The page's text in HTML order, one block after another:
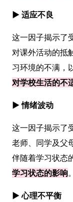
► 适应不良
这一因子揭示了
对课外活动的抵
习环境的不满，
对学校生活的不
► 情绪波动
这一因子揭示了
老师、同学及父
伴随着学习状态
学习状态的影响。
► 心理不平衡